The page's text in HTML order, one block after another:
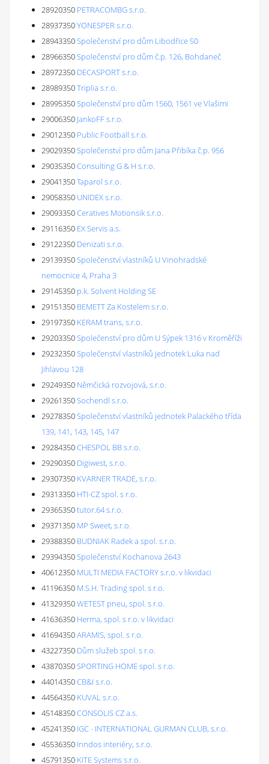
28920350 PETRACOMBG s.r.o.
28937350YONESPER s.r.o.
28943350Společenství pro dům Libodřice 50
28966350Společenství pro dům č.p. 126, Bohdaneč
28972350 DECASPORT s.r.o.
28989350Triplia s.r.o.
28995350Společenství pro dům 1560, 1561 ve Vlašimi
29006350 JankoFF s.r.o.
29012350 Public Football s.r.o.
29029350Společenství pro dům Jana Přibíka č.p. 956
29035350Consulting G & H s.r.o.
29041350Taparol s.r.o.
29058350 UNIDEX s.r.o.
29093350Ceratives Motionsik s.r.o.
29116350 EX Servis a.s.
29122350 Denizati s.r.o.
29139350Společenství vlastníků U Vinohradské
nemocnice 4, Praha 3
29145350 p.k. Solvent Holding SE
29151350 BEMETT Za Kostelem s.r.o.
29197350 KERAM trans, s.r.o.
29203350Společenství pro dům U Sýpek 1316 v Kroměříži
29232350Společenství vlastníků jednotek Luka nad
Jihlavou 128
29249350 Němčická rozvojová, s.r.o.
29261350Sochendl s.r.o.
29278350Společenství vlastníků jednotek Palackého třída
139, 141, 143, 145, 147
29284350CHESPOL BB s.r.o.
29290350 Digiwest, s.r.o.
29307350 KVARNER TRADE, s.r.o.
29313350 HTI-CZ spol. s r.o.
29365350tutor.64 s.r.o.
29371350 MP Sweet, s.r.o.
29388350 BUDNIAK Radek a spol. s.r.o.
29394350Společenství Kochanova 2643
40612350 MULTI MEDIA FACTORY s.r.o. v likvidaci
41196350 M.S.H. Trading spol. s r.o.
41329350WETEST pneu, spol. s r.o.
41636350 Herma, spol. s r.o. v likvidaci
41694350ARAMIS, spol. s r.o.
43227350 Dům služeb spol. s r.o.
43870350SPORTING HOME spol. s r.o.
44014350CB&I s.r.o.
44564350 KUVAL s.r.o.
45148350CONSOLIS CZ a.s.
45241350 IGC - INTERNATIONAL GURMAN CLUB, s.r.o.
45536350 Inndos interiéry, s.r.o.
45791350 KITE Systems s.r.o.